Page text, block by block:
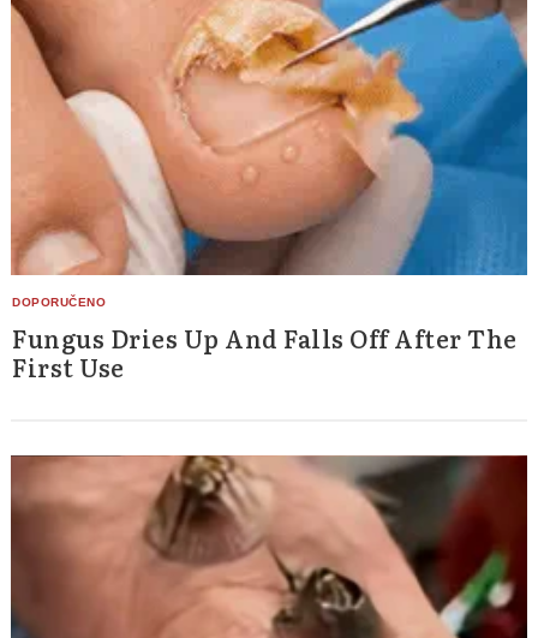
Fungus Dries Up And Falls Off After The
First Use